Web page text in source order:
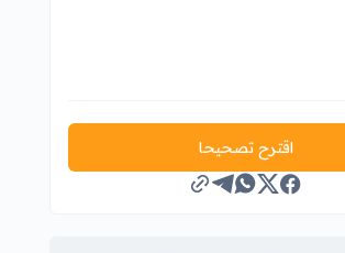
اقترح تصحيحا